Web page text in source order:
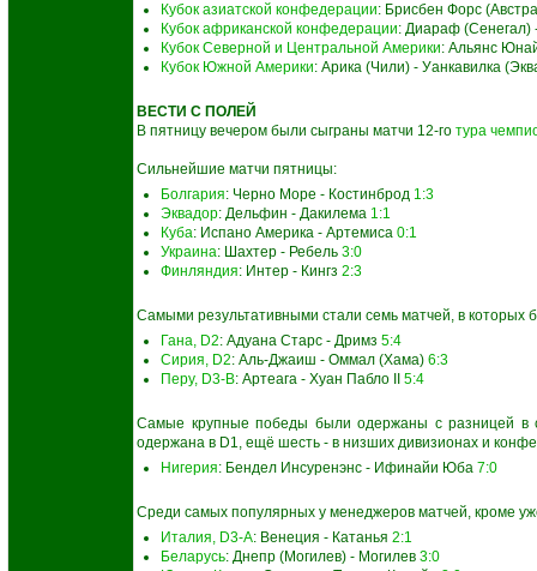
Кубок азиатской конфедерации: Брисбен Форс
Кубок африканской конфедерации: Диараф (Сенегал)
Кубок Северной и Центральной Америки: Альянс
Кубок Южной Америки: Арика (Чили) - Уанкавилка
ВЕСТИ С ПОЛЕЙ
В пятницу вечером были сыграны матчи 12-го тура
Сильнейшие матчи пятницы:
Болгария: Черно Море - Костинброд 1:3
Эквадор: Дельфин - Дакилема 1:1
Куба: Испано Америка - Артемиса 0:1
Украина: Шахтер - Ребель 3:0
Финляндия: Интер - Кингз 2:3
Самыми результативными стали семь матчей, в которых
Гана, D2: Адуана Старс - Дримз 5:4
Сирия, D2: Аль-Джаиш - Оммал (Хама) 6:3
Перу, D3-B: Артеага - Хуан Пабло II 5:4
Самые крупные победы были одержаны с разницей в
одержана в D1, ещё шесть - в низших дивизионах и
Нигерия: Бендел Инсуренэнс - Ифинайи Юба 7:0
Среди самых популярных у менеджеров матчей, кроме
Италия, D3-A: Венеция - Катанья 2:1
Беларусь: Днепр (Могилев) - Могилев 3:0